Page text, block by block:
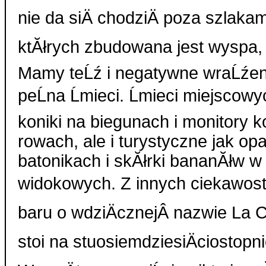
nie da siÄ chodziÄ poza
ktĂłrych zbudowana jest
Mamy teĹź i negatywne
peĹna Ĺmieci. Ĺmieci
koniki na biegunach i monitory
rowach, ale i turystyczne jak
batonikach i skĂłrki bananĂłw
widokowych. Z innych
baru o wdziÄcznejÂ nazwie La
stoi na